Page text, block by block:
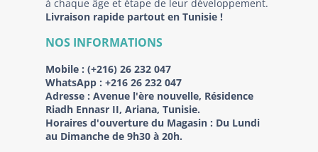
à chaque âge et étape de leur développement.
Livraison rapide partout en Tunisie !
NOS INFORMATIONS
Mobile : (+216) 26 232 047
WhatsApp : +216 26 232 047
Adresse : Avenue l'ère nouvelle, Résidence
Riadh Ennasr II, Ariana, Tunisie.
Horaires d'ouverture du Magasin : Du Lundi
au Dimanche de 9h30 à 20h.